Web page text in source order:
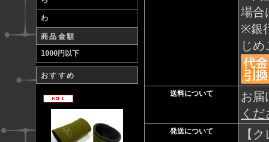
わ
商品金額
1000円以下
おすすめ
場合
※銀
じ
送料について
お届
く
発送について
【